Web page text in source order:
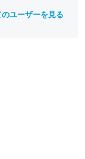
ユーザーを見る